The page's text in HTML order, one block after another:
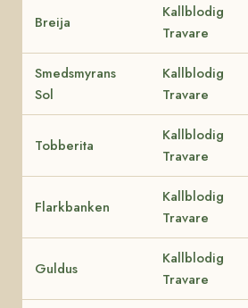
Breija
Kallblodig
Travare
Smedsmyrans
Sol
Kallblodig
Travare
Tobberita
Kallblodig
Travare
Flarkbanken
Kallblodig
Travare
Guldus
Kallblodig
Travare